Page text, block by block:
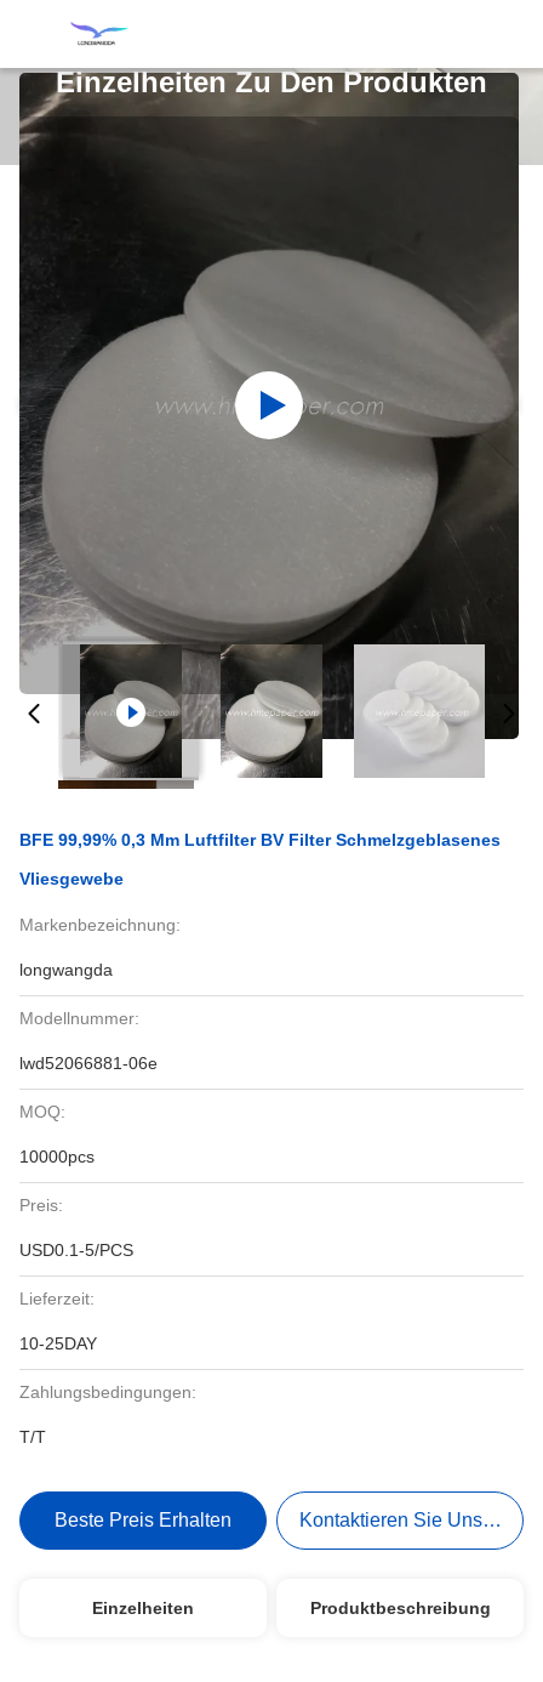
Einzelheiten Zu Den Produkten
BFE 99,99% 0,3 Μm Luftfilter BV Filter Schmelzgeblasenes
Vliesgewebe
Markenbezeichnung:
longwangda
Modellnummer:
lwd52066881-06e
MOQ:
10000pcs
Preis:
USD0.1-5/PCS
Lieferzeit:
10-25DAY
Zahlungsbedingungen:
T/T
Beste Preis Erhalten Kontaktieren Sie Uns Jetzt
Einzelheiten Produktbeschreibung